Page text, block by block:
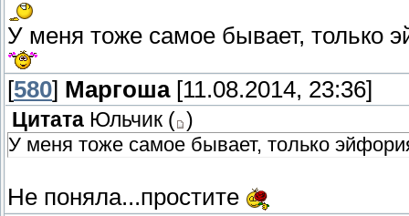
У меня тоже самое бывает, только
[580] Маргоша[11.08.2014, 23:36]
Цитата Юльчик ( )
У меня тоже самое бывает, только
Не поняла...простите